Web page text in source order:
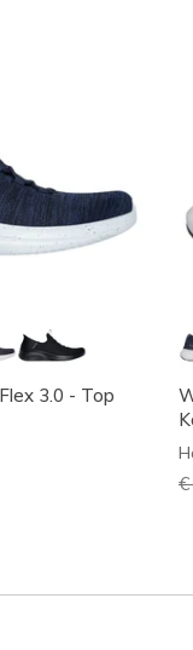
3.0 - Top